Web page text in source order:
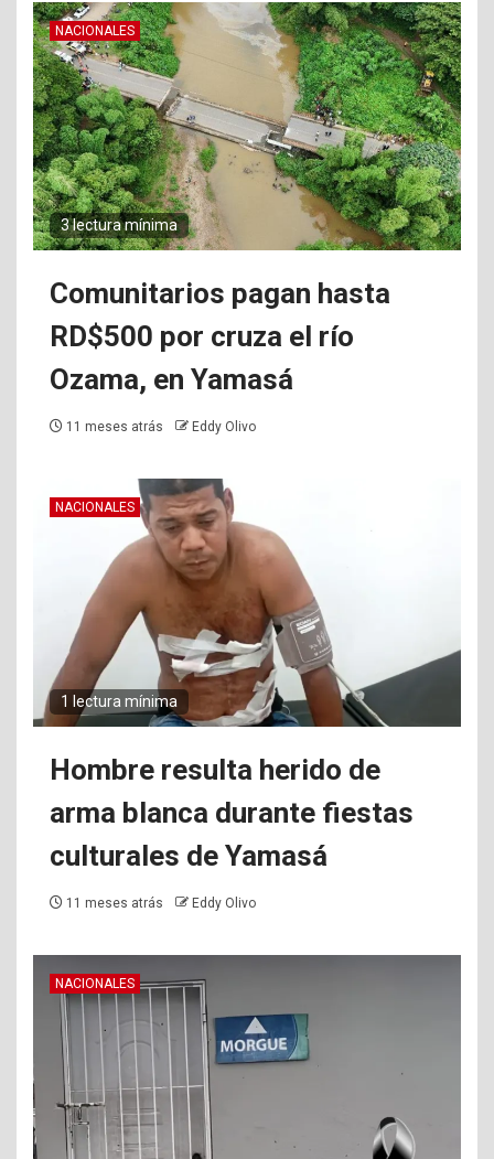
NACIONALES
3 lectura mínima
Comunitarios pagan hasta
RD$500 por cruza el río
Ozama, en Yamasá
11 meses atrás Eddy Olivo
NACIONALES
1 lectura mínima
Hombre resulta herido de
arma blanca durante fiestas
culturales de Yamasá
11 meses atrás Eddy Olivo
NACIONALES